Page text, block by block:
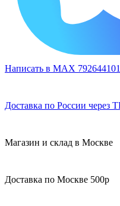
Написать в MAX
Доставка по России
Магазин и склад в Москве
Доставка по Москве 500р